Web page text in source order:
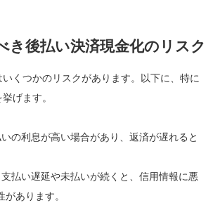
え
は
き後払い決済現金化のリスク
くつかのリスクがあります。以下に、特に
げます。
の利息が高い場合があり、返済が遅れると
支払い遅延や未払いが続くと、信用情報に悪
あります。